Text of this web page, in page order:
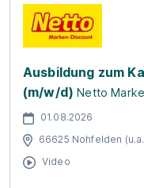
Ausbildung zum
(m/w/d) Netto
01.08.2026
66625 Nohfelden
Video